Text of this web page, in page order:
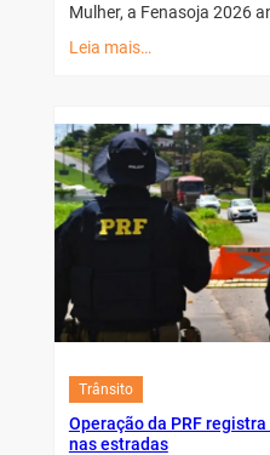
Mulher, a Fenasoja 2026
Leia mais…
Trânsito
Operação da PRF
nas estradas